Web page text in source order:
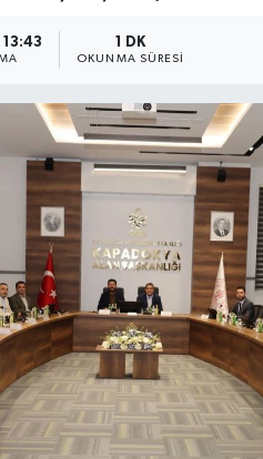
1 DK
OKUNMA SÜRESI